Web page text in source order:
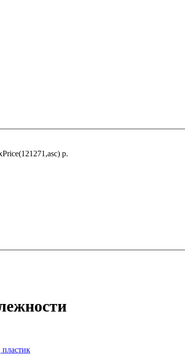
р.